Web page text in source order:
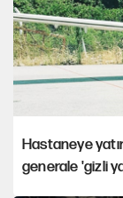
Hastaneye
generale 'gizli